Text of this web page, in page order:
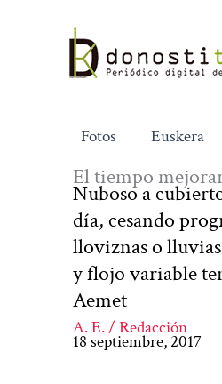
contenido
Fotos Euskera
El tiempo
Nuboso a
día, cesando
lloviznas o
y flojo variable
Aemet
A. E. / Redacción
18 septiembre, 2017